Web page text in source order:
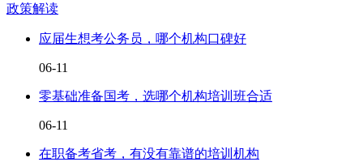
政策解读
应届生想考公务员，哪个机构口碑好
06-11
零基础准备国考，选哪个机构培训班合适
06-11
在职备考省考，有没有靠谱的培训机构